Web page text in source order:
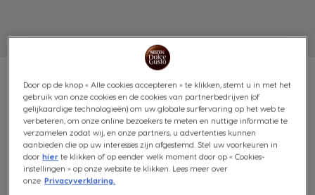
ICED FRAPPÉ BONUSPAKKET:
32 CAPSULES + IJSBLOKJES
(0)
Door op de knop « Alle cookies accepteren » te klikken, stemt u in met het
gebruik van onze cookies en de cookies van partnerbedrijven (of
gelijkaardige technologieën) om uw globale surfervaring op het web te
verbeteren, om onze online bezoekers te meten en nuttige informatie te
verzamelen zodat wij, en onze partners, u advertenties kunnen
aanbieden die op uw interesses zijn afgestemd. Stel uw voorkeuren in
doorhier te klikken of op eender welk moment door op « Cookies-
instellingen » op onze website te klikken. Lees meer over
onze Privacyverklaring.